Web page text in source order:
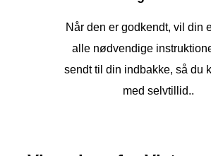
Når den er godkendt, vil din
alle nødvendige
sendt til din indbakke, så du
med selvtillid..